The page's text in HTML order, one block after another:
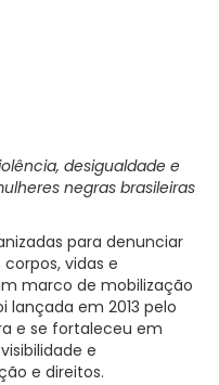
desigualdade e
negras brasileiras
para denunciar
vidas e
marco de mobilização
lançada em 2013 pelo
e se fortaleceu em
e
e direitos.